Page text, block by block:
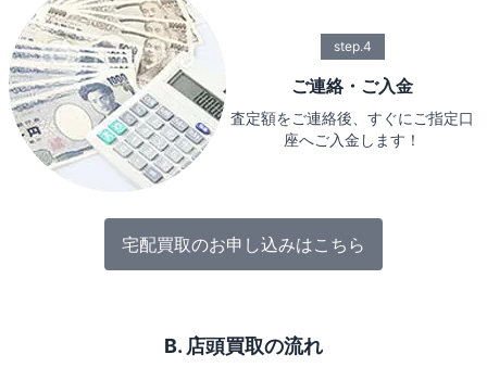
step.4
ご連絡・ご入金
査定額をご連絡後、すぐにご指定口
座へご入金します！
宅配買取のお申し込みはこちら
B. 店頭買取の流れ